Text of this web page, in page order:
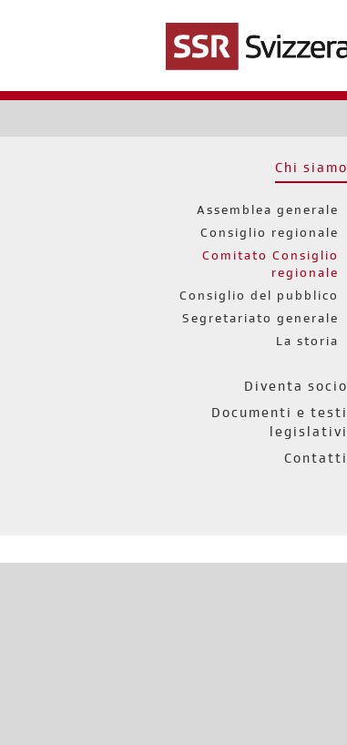
Chi siamo
Assemblea generale
Consiglio regionale
Comitato Consiglio
regionale
Consiglio del pubblico
Segretariato generale
La storia
Diventa socio
Documenti e testi
legislativi
Contatti